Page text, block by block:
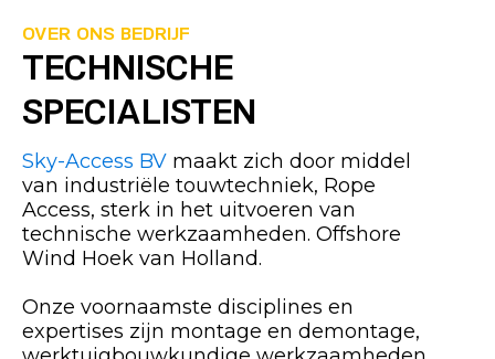
OVER ONS BEDRIJF
TECHNISCHE
SPECIALISTEN
Sky-Access BV maakt zich door middel
van industriële touwtechniek, Rope
Access, sterk in het uitvoeren van
technische werkzaamheden. Offshore
Wind Hoek van Holland.
Onze voornaamste disciplines en
expertises zijn montage en demontage,